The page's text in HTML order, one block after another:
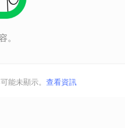
。
能未顯示。 查看資訊